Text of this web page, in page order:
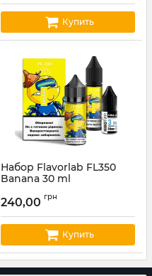
Купить
Набор Flavorlab FL350
Banana 30 ml
240,00 грн
Купить